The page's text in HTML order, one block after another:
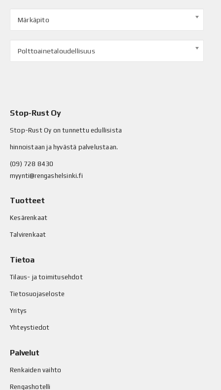
Märkäpito
Polttoainetaloudellisuus
Stop-Rust Oy
Stop-Rust Oy on tunnettu edullisista
hinnoistaan ja hyvästä palvelustaan.
(09) 728 8430
myynti@rengashelsinki.fi
Tuotteet
Kesärenkaat
Talvirenkaat
Tietoa
Tilaus- ja toimitusehdot
Tietosuojaseloste
Yritys
Yhteystiedot
Palvelut
Renkaiden vaihto
Rengashotelli